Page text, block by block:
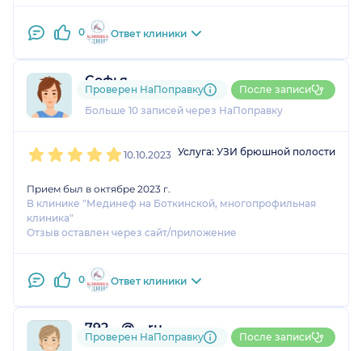
0 Ответ клиники
Софья
3 отзываи 3 оценки
Больше 10 записей через НаПоправку
Проверен НаПоправку После записи
10.10.2023 Услуга: УЗИ брюшной полости
Прием был в октябре 2023 г.
В клинике "Мединеф на Боткинской, многопрофильная
клиника"
Отзыв оставлен через сайт/приложение
0 Ответ клиники
792....@....ru
1 оценка
Проверен НаПоправку После записи